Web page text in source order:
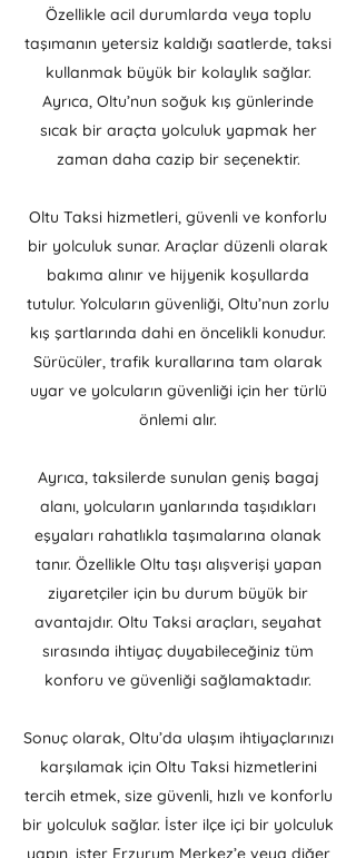
Özellikle acil durumlarda veya toplu
taşımanın yetersiz kaldığı saatlerde, taksi
kullanmak büyük bir kolaylık sağlar.
Ayrıca, Oltu’nun soğuk kış günlerinde
sıcak bir araçta yolculuk yapmak her
zaman daha cazip bir seçenektir.
Oltu Taksi hizmetleri, güvenli ve konforlu
bir yolculuk sunar. Araçlar düzenli olarak
bakıma alınır ve hijyenik koşullarda
tutulur. Yolcuların güvenliği, Oltu’nun zorlu
kış şartlarında dahi en öncelikli konudur.
Sürücüler, trafik kurallarına tam olarak
uyar ve yolcuların güvenliği için her türlü
önlemi alır.
Ayrıca, taksilerde sunulan geniş bagaj
alanı, yolcuların yanlarında taşıdıkları
eşyaları rahatlıkla taşımalarına olanak
tanır. Özellikle Oltu taşı alışverişi yapan
ziyaretçiler için bu durum büyük bir
avantajdır. Oltu Taksi araçları, seyahat
sırasında ihtiyaç duyabileceğiniz tüm
konforu ve güvenliği sağlamaktadır.
Sonuç olarak, Oltu’da ulaşım ihtiyaçlarınızı
karşılamak için Oltu Taksi hizmetlerini
tercih etmek, size güvenli, hızlı ve konforlu
bir yolculuk sağlar. İster ilçe içi bir yolculuk
yapın, ister Erzurum Merkez’e veya diğer